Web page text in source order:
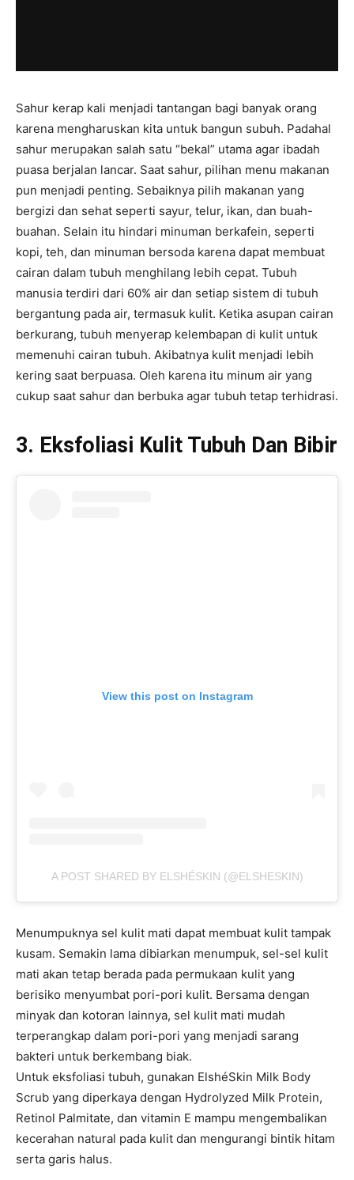
Sahur kerap kali menjadi tantangan bagi banyak orang
karena mengharuskan kita untuk bangun subuh. Padahal
sahur merupakan salah satu “bekal” utama agar ibadah
puasa berjalan lancar. Saat sahur, pilihan menu makanan
pun menjadi penting. Sebaiknya pilih makanan yang
bergizi dan sehat seperti sayur, telur, ikan, dan buah-
buahan. Selain itu hindari minuman berkafein, seperti
kopi, teh, dan minuman bersoda karena dapat membuat
cairan dalam tubuh menghilang lebih cepat. Tubuh
manusia terdiri dari 60% air dan setiap sistem di tubuh
bergantung pada air, termasuk kulit. Ketika asupan cairan
berkurang, tubuh menyerap kelembapan di kulit untuk
memenuhi cairan tubuh. Akibatnya kulit menjadi lebih
kering saat berpuasa. Oleh karena itu minum air yang
cukup saat sahur dan berbuka agar tubuh tetap terhidrasi.
3. Eksfoliasi Kulit Tubuh Dan Bibir
View this post on Instagram
A POST SHARED BY ELSHÉSKIN (@ELSHESKIN)
Menumpuknya sel kulit mati dapat membuat kulit tampak
kusam. Semakin lama dibiarkan menumpuk, sel-sel kulit
mati akan tetap berada pada permukaan kulit yang
berisiko menyumbat pori-pori kulit. Bersama dengan
minyak dan kotoran lainnya, sel kulit mati mudah
terperangkap dalam pori-pori yang menjadi sarang
bakteri untuk berkembang biak.
Untuk eksfoliasi tubuh, gunakan ElshéSkin Milk Body
Scrub yang diperkaya dengan Hydrolyzed Milk Protein,
Retinol Palmitate, dan vitamin E mampu mengembalikan
kecerahan natural pada kulit dan mengurangi bintik hitam
serta garis halus.